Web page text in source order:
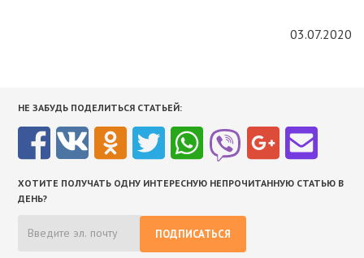
03.07.2020
НЕ ЗАБУДЬ ПОДЕЛИТЬСЯ СТАТЬЕЙ:
ХОТИТЕ ПОЛУЧАТЬ ОДНУ ИНТЕРЕСНУЮ НЕПРОЧИТАННУЮ СТАТЬЮ В
ДЕНЬ?
ПОДПИСАТЬСЯ